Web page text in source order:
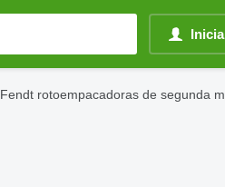
Fendt rotoempacadoras de segunda